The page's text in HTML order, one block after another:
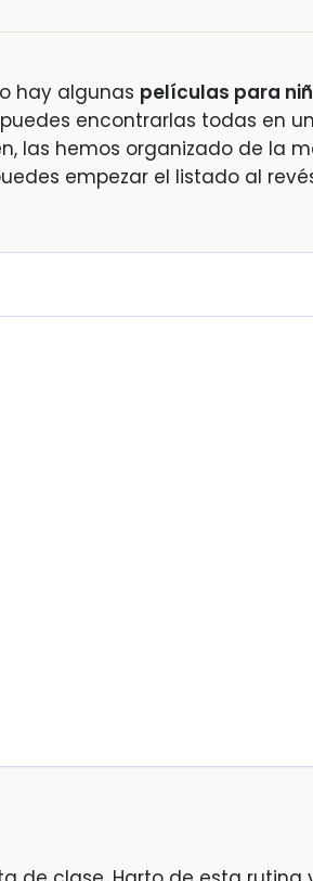
hay algunas películas para
encontrarlas todas en
las hemos organizado de la
empezar el listado al